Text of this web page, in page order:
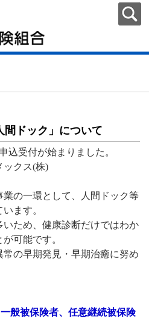
間ドック」について
受付が始まりました。
ックス(株)
の一環として、人間ドック等
ます。
ため、健康診断だけではわか
可能です。
の早期発見・ 早期治癒に努め
険者、任意継続被保険